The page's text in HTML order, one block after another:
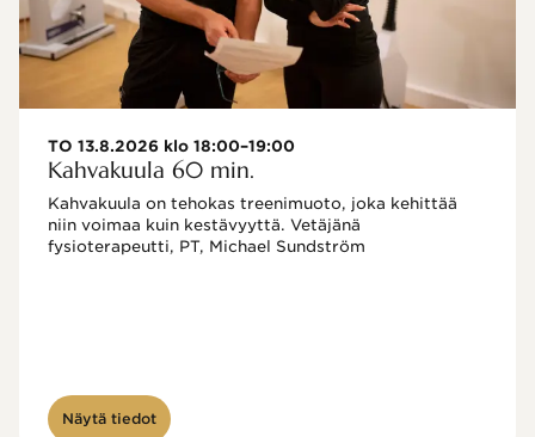
TO 13.8.2026 klo 18:00–19:00
Kahvakuula 60 min.
Kahvakuula on tehokas treenimuoto, joka kehittää
niin voimaa kuin kestävyyttä. Vetäjänä
fysioterapeutti, PT, Michael Sundström
Näytä tiedot